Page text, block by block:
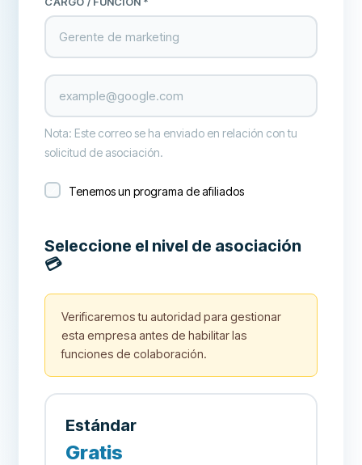
Nota: Este correo se ha enviado en relación con tu
solicitud de asociación.
Tenemos un programa de afiliados
Seleccione el nivel de asociación
💳
Verificaremos tu autoridad para gestionar
esta empresa antes de habilitar las
funciones de colaboración.
Estándar
Gratis